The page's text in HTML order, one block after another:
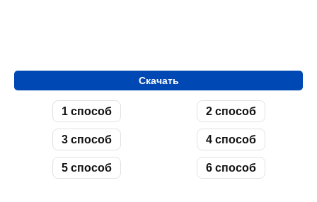
Скачать
1 способ 2 способ
3 способ 4 способ
5 способ 6 способ